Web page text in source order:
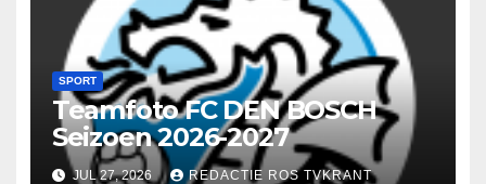
SPORT
Teamfoto FC DEN BOSCH
Seizoen 2026-2027
JUL 27, 2026 REDACTIE ROS TVKRANT